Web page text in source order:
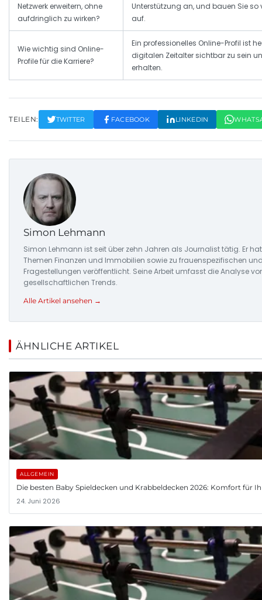
Netzwerk erweitern, ohne
aufdringlich zu wirken?
Unterstützung an, und bauen Sie
auf.
Wie wichtig sind Online-
Profile für die Karriere?
Ein professionelles Online-Profil ist
digitalen Zeitalter sichtbar zu sein
erhalten.
TEILEN: TWITTER FACEBOOK LINKEDIN
Simon Lehmann
Simon Lehmann ist seit über zehn Jahren als Journalist tätig. Er
Themen Finanzen und Immobilien sowie zu frauenspezifischen
Fragestellungen veröffentlicht. Seine Arbeit umfasst die Analyse
gesellschaftlichen Trends.
Alle Artikel ansehen →
ÄHNLICHE ARTIKEL
ALLGEMEIN
Die besten Baby Spieldecken und Krabbeldecken 2026: Komfort für
24. Juni 2026